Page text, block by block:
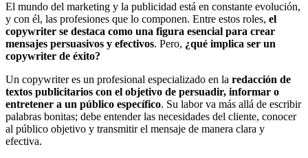
El mundo del marketing y la publicidad está en constante evolución,
y con él, las profesiones que lo componen. Entre estos roles, el
copywriter se destaca como una figura esencial para crear
mensajes persuasivos y efectivos. Pero, ¿qué implica ser un
copywriter de éxito?
Un copywriter es un profesional especializado en la redacción de
textos publicitarios con el objetivo de persuadir, informar o
entretener a un público específico. Su labor va más allá de escribir
palabras bonitas; debe entender las necesidades del cliente, conocer
al público objetivo y transmitir el mensaje de manera clara y
efectiva.